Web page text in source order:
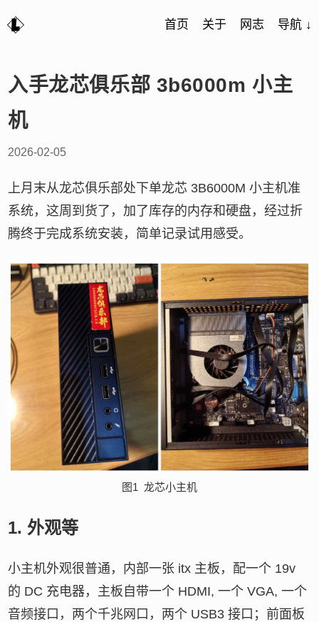
首页 关于 网志 导航 ↓
入手龙芯俱乐部 3b6000m 小主
机
2026-02-05
上月末从龙芯俱乐部处下单龙芯 3B6000M 小主机准
系统，这周到货了，加了库存的内存和硬盘，经过折
腾终于完成系统安装，简单记录试用感受。
图1 龙芯小主机
1. 外观等
小主机外观很普通，内部一张 itx 主板，配一个 19v
的 DC 充电器，主板自带一个 HDMI, 一个 VGA, 一个
音频接口，两个千兆网口，两个 USB3 接口；前面板